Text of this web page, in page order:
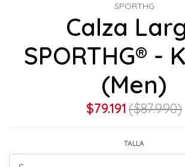
SPORTHG
Calza
SPORTHG® -
(Men)
$79.191($87.990)
TALLA